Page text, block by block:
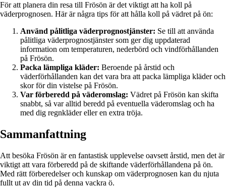
För att planera din resa till Frösön är det viktigt att ha koll på
väderprognosen. Här är några tips för att hålla koll på vädret på ön:
Använd pålitliga väderprognostjänster: Se till att använda
pålitliga väderprognostjänster som ger dig uppdaterad
information om temperaturen, nederbörd och vindförhållanden
på Frösön.
Packa lämpliga kläder: Beroende på årstid och
väderförhållanden kan det vara bra att packa lämpliga kläder och
skor för din vistelse på Frösön.
Var förberedd på väderomslag: Vädret på Frösön kan skifta
snabbt, så var alltid beredd på eventuella väderomslag och ha
med dig regnkläder eller en extra tröja.
Sammanfattning
Att besöka Frösön är en fantastisk upplevelse oavsett årstid, men det är
viktigt att vara förberedd på de skiftande väderförhållandena på ön.
Med rätt förberedelser och kunskap om väderprognosen kan du njuta
fullt ut av din tid på denna vackra ö.